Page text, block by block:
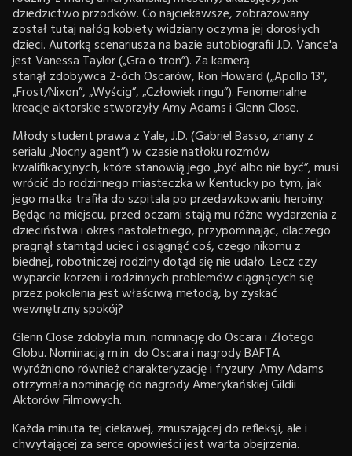
dziedzictwo przodków. Co najciekawsze, zobrazowany
został tutaj nałóg kobiety widziany oczyma jej dorosłych
dzieci. Autorką scenariusza na bazie autobiografii J.D. Vance'a
jest Vanessa Taylor („Gra o tron”). Za kamerą
stanął zdobywca 2-óch Oscarów, Ron Howard („Apollo 13”,
„Frost/Nixon”, „Wyścig”, „Człowiek ringu”). Fenomenalne
kreacje aktorskie stworzyły Amy Adams i Glenn Close.
Młody student prawa z Yale, J.D. (Gabriel Basso, znany z
serialu „Nocny agent”) w czasie natłoku rozmów
kwalifikacyjnych, które stanowią jego „być albo nie być”, musi
wrócić do rodzinnego miasteczka w Kentucky po tym, jak
jego matka trafiła do szpitala po przedawkowaniu heroiny.
Będąc na miejscu, przed oczami stają mu różne wydarzenia z
dzieciństwa i okres nastoletniego, przypominając, dlaczego
pragnął stamtąd uciec i osiągnąć coś, czego nikomu z
biednej, robotniczej rodziny dotąd się nie udało. Lecz czy
wyparcie korzeni i rodzinnych problemów ciągnących się
przez pokolenia jest właściwą metodą, by zyskać
wewnętrzny spokój?
Glenn Close zdobyła m.in. nominację do Oscara i Złotego
Globu. Nominacją m.in. do Oscara i nagrody BAFTA
wyróżniono również charakteryzację i fryzury. Amy Adams
otrzymała nominację do nagrody Amerykańskiej Gildii
Aktorów Filmowych.
Każda minuta tej ciekawej, zmuszającej do refleksji, ale i
chwytającej za serce opowieści jest warta obejrzenia.